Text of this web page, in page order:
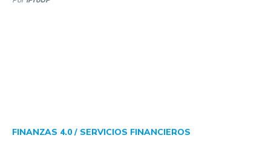
FINANZAS 4.0 / SERVICIOS FINANCIEROS